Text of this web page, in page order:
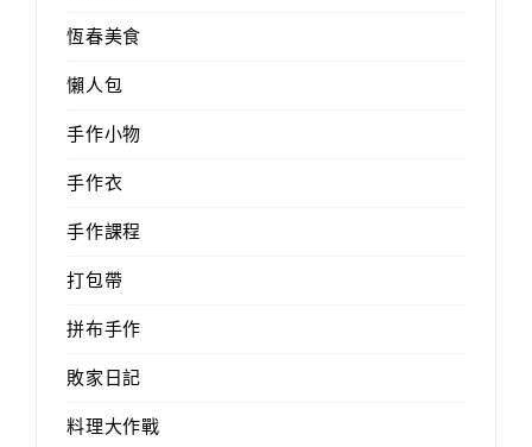
恆春美食
懶人包
手作小物
手作衣
手作課程
打包帶
拼布手作
敗家日記
料理大作戰